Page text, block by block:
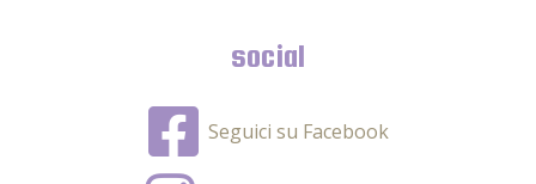
social
Seguici su Facebook